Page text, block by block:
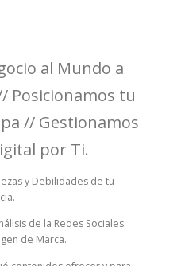
al Mundo a
Posicionamos tu
// Gestionamos
por Ti.
y Debilidades de tu
de la Redes Sociales
de Marca.